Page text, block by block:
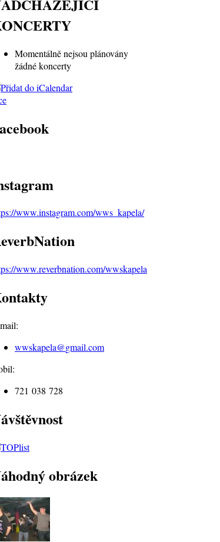
Momentálně nejsou plánovány
žádné koncerty
www.instagram.com/wws_kapela/
www.reverbnation.com/wwskapela
wwskapela@gmail.com
721 038 728
obrázek